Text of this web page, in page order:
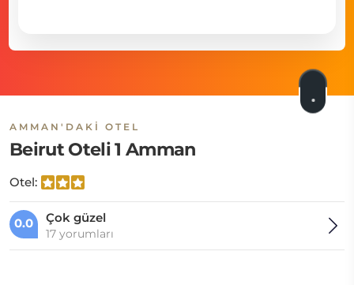
AMMAN'DAKI OTEL
Beirut Oteli 1 Amman
Otel:
0.0 Çok güzel
17 yorumları